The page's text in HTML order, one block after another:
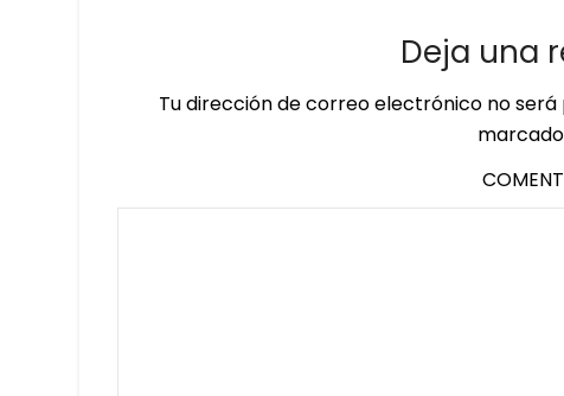
Deja una
Tu dirección de correo electrónico no será